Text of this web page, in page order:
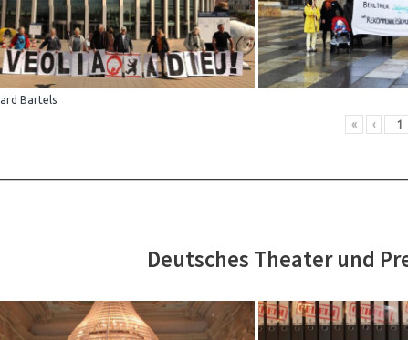
Bartels
« ‹
Deutsches Theater und